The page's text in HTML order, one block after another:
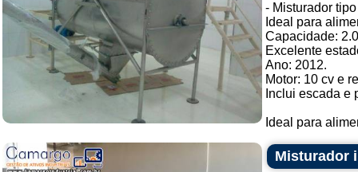
- Misturador
Ideal para
Capacidade:
Excelente
Ano: 2012.
Motor: 10 cv e
Inclui escada e
Ideal para
Misturador